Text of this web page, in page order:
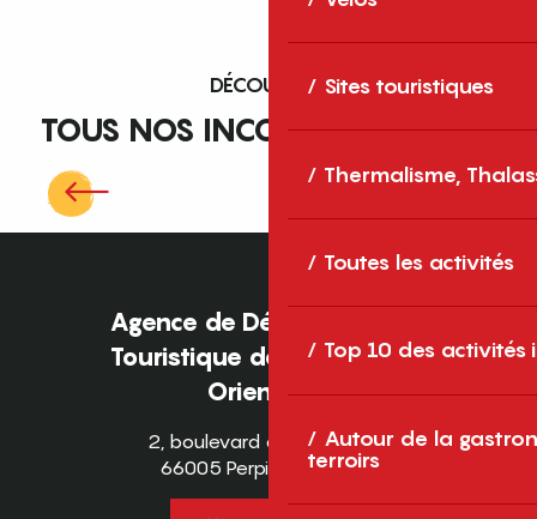
Sites touristiques
Thermalisme,
Toutes les activités
Top 10 des activités
Autour de la
terroirs
DÉCOUVREZ
TOUS NOS INCONTOURNABLES
Orgues d’Ille-sur-Têt
Agence de Développement
Touristique des Pyrénées-
Orientales
2, boulevard des Pyrénées
66005 Perpignan Cedex